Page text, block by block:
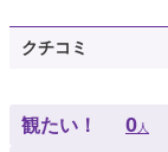
クチコミ
観たい！ 0人